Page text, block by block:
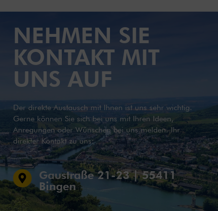
NEHMEN SIE
KONTAKT MIT
UNS AUF
Der direkte Austausch mit Ihnen ist uns sehr wichtig.
Gerne können Sie sich bei uns mit Ihren Ideen,
Anregungen oder Wünschen bei uns melden. Ihr
direkter Kontakt zu uns:

Gaustraße 21-23 | 55411
Bingen